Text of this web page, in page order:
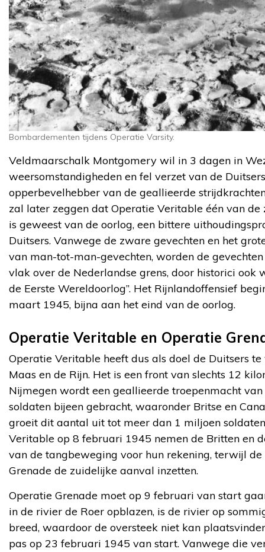
Bombardementen tijdens Operatie Varsity.
Veldmaarschalk Montgomery wil in 3 dagen in
weersomstandigheden en fel verzet van de
opperbevelhebber van de geallieerde
zal later zeggen dat Operatie Veritable één van
is geweest van de oorlog, een bittere
Duitsers. Vanwege de zware gevechten en het
van man-tot-man-gevechten, worden de
vlak over de Nederlandse grens, door historici ook
de Eerste Wereldoorlog”. Het Rijnlandoffensief
maart 1945, bijna aan het eind van de oorlog.
Operatie Veritable en Operatie
Operatie Veritable heeft dus als doel de Duitsers
Maas en de Rijn. Het is een front van slechts 12
Nijmegen wordt een geallieerde troepenmacht
soldaten bijeen gebracht, waaronder Britse en
groeit dit aantal uit tot meer dan 1 miljoen
Veritable op 8 februari 1945 nemen de Britten en
van de tangbeweging voor hun rekening, terwijl
Grenade de zuidelijke aanval inzetten.
Operatie Grenade moet op 9 februari van start
in de rivier de Roer opblazen, is de rivier op
breed, waardoor de oversteek niet kan
pas op 23 februari 1945 van start. Vanwege die